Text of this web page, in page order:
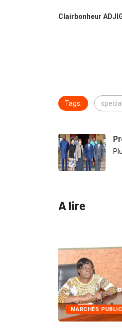
Clairbonheur
Tags: special
A lire
MARCHÉS PUBLICS